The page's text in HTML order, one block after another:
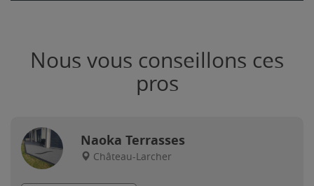
Nous vous conseillons ces
pros
Naoka Terrasses
Château-Larcher